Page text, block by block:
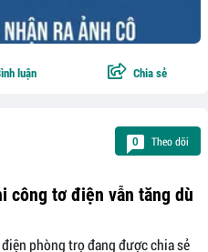
luận Chia sẻ
0 Theo dõi
công tơ điện vẫn tăng dù
phòng trọ đang được chia sẻ